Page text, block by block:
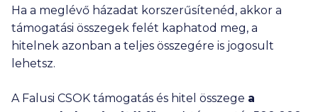
Ha a meglévő házadat korszerűsítenéd, akkor a
támogatási összegek felét kaphatod meg, a
hitelnek azonban a teljes összegére is jogosult
lehetsz.
A Falusi CSOK támogatás és hitel összege a